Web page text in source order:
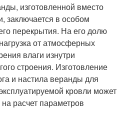
изготовленной вместо
заключается в особом
перекрытия. На его долю
от атмосферных
влаги изнутри
строения. Изготовление
и настила веранды для
кровли может
расчет параметров